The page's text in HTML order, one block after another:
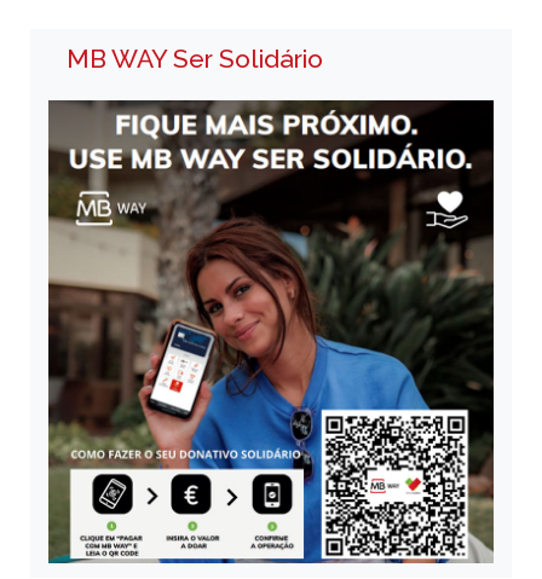
MB WAY Ser Solidário